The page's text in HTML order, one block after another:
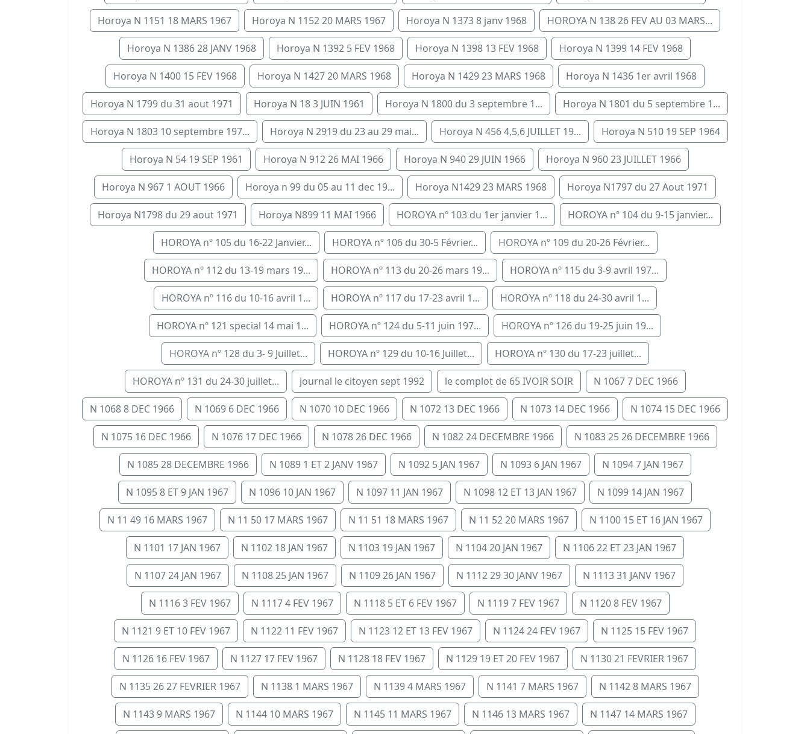
Horoya N 1151 18 MARS 1967 Horoya N 1152 20 MARS 1967 Horoya N 1373 8 janv 1968 HOROYA N 138 26 FEV AU 03 MARS...
Horoya N 1386 28 JANV 1968 Horoya N 1392 5 FEV 1968 Horoya N 1398 13 FEV 1968 Horoya N 1399 14 FEV 1968
Horoya N 1400 15 FEV 1968 Horoya N 1427 20 MARS 1968 Horoya N 1429 23 MARS 1968 Horoya N 1436 1er avril 1968
Horoya N 1799 du 31 aout 1971 Horoya N 18 3 JUIN 1961 Horoya N 1800 du 3 septembre 1... Horoya N 1801 du 5 septembre 1...
Horoya N 1803 10 septembre 197... Horoya N 2919 du 23 au 29 mai... Horoya N 456 4,5,6 JUILLET 19... Horoya N 510 19 SEP 1964
Horoya N 54 19 SEP 1961 Horoya N 912 26 MAI 1966 Horoya N 940 29 JUIN 1966 Horoya N 960 23 JUILLET 1966
Horoya N 967 1 AOUT 1966 Horoya n 99 du 05 au 11 dec 19... Horoya N1429 23 MARS 1968 Horoya N1797 du 27 Aout 1971
Horoya N1798 du 29 aout 1971 Horoya N899 11 MAI 1966 HOROYA nº 103 du 1er janvier 1... HOROYA nº 104 du 9-15 janvier...
HOROYA nº 105 du 16-22 Janvier... HOROYA nº 106 du 30-5 Février... HOROYA nº 109 du 20-26 Février...
HOROYA nº 112 du 13-19 mars 19... HOROYA nº 113 du 20-26 mars 19... HOROYA nº 115 du 3-9 avril 197...
HOROYA nº 116 du 10-16 avril 1... HOROYA nº 117 du 17-23 avril 1... HOROYA nº 118 du 24-30 avril 1...
HOROYA nº 121 special 14 mai 1... HOROYA nº 124 du 5-11 juin 197... HOROYA nº 126 du 19-25 juin 19...
HOROYA nº 128 du 3- 9 Juillet... HOROYA nº 129 du 10-16 Juillet... HOROYA nº 130 du 17-23 juillet...
HOROYA nº 131 du 24-30 juillet... journal le citoyen sept 1992 le complot de 65 IVOIR SOIR N 1067 7 DEC 1966
N 1068 8 DEC 1966 N 1069 6 DEC 1966 N 1070 10 DEC 1966 N 1072 13 DEC 1966 N 1073 14 DEC 1966 N 1074 15 DEC 1966
N 1075 16 DEC 1966 N 1076 17 DEC 1966 N 1078 26 DEC 1966 N 1082 24 DECEMBRE 1966 N 1083 25 26 DECEMBRE 1966
N 1085 28 DECEMBRE 1966 N 1089 1 ET 2 JANV 1967 N 1092 5 JAN 1967 N 1093 6 JAN 1967 N 1094 7 JAN 1967
N 1095 8 ET 9 JAN 1967 N 1096 10 JAN 1967 N 1097 11 JAN 1967 N 1098 12 ET 13 JAN 1967 N 1099 14 JAN 1967
N 11 49 16 MARS 1967 N 11 50 17 MARS 1967 N 11 51 18 MARS 1967 N 11 52 20 MARS 1967 N 1100 15 ET 16 JAN 1967
N 1101 17 JAN 1967 N 1102 18 JAN 1967 N 1103 19 JAN 1967 N 1104 20 JAN 1967 N 1106 22 ET 23 JAN 1967
N 1107 24 JAN 1967 N 1108 25 JAN 1967 N 1109 26 JAN 1967 N 1112 29 30 JANV 1967 N 1113 31 JANV 1967
N 1116 3 FEV 1967 N 1117 4 FEV 1967 N 1118 5 ET 6 FEV 1967 N 1119 7 FEV 1967 N 1120 8 FEV 1967
N 1121 9 ET 10 FEV 1967 N 1122 11 FEV 1967 N 1123 12 ET 13 FEV 1967 N 1124 24 FEV 1967 N 1125 15 FEV 1967
N 1126 16 FEV 1967 N 1127 17 FEV 1967 N 1128 18 FEV 1967 N 1129 19 ET 20 FEV 1967 N 1130 21 FEVRIER 1967
N 1135 26 27 FEVRIER 1967 N 1138 1 MARS 1967 N 1139 4 MARS 1967 N 1141 7 MARS 1967 N 1142 8 MARS 1967
N 1143 9 MARS 1967 N 1144 10 MARS 1967 N 1145 11 MARS 1967 N 1146 13 MARS 1967 N 1147 14 MARS 1967